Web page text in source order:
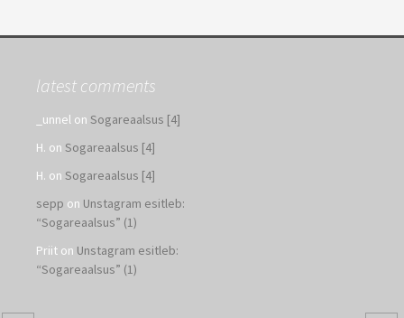
latest comments
_unnel on Sogareaalsus [4]
H. on Sogareaalsus [4]
H. on Sogareaalsus [4]
sepp on Unstagram esitleb:
“Sogareaalsus” (1)
Priit on Unstagram esitleb:
“Sogareaalsus” (1)